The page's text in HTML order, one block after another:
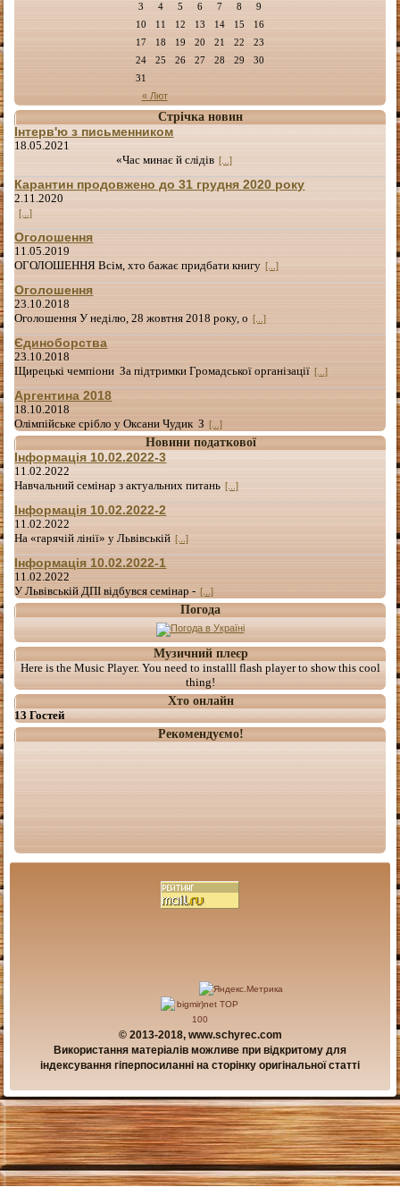
« Лют
3
4 5 6 7 8
9
10
11 12 13 14 15
16
17
18 19 20 21 22
23
24
25 26 27 28 29
30
31
Стрічка новин
Інтерв'ю з письменником
18.05.2021
«Час минає й слідів [...]
Карантин продовжено до 31 грудня 2020 року
2.11.2020
[...]
Оголошення
11.05.2019
ОГОЛОШЕННЯ Всім, хто бажає придбати книгу [...]
Оголошення
23.10.2018
Оголошення У неділю, 28 жовтня 2018 року, о [...]
Єдиноборства
23.10.2018
Щирецькі чемпіони За підтримки Громадської організації [...]
Аргентина 2018
18.10.2018
Олімпійське срібло у Оксани Чудик З
[...]
Новини податкової
Інформація 10.02.2022-3
11.02.2022
Навчальний семінар з актуальних питань [...]
Інформація 10.02.2022-2
11.02.2022
На «гарячій лінії» у Львівській [...]
Інформація 10.02.2022-1
11.02.2022
У Львівській ДПІ відбувся семінар - [...]
Погода
Музичний плеєр
Here is the Music Player. You need to installl flash player to show this cool
thing!
Хто онлайн
13 Гостей
Рекомендуємо!
© 2013-2018, www.schyrec.com
Використання матеріалів можливе при відкритому для
індексування гіперпосиланні на сторінку оригінальної статті